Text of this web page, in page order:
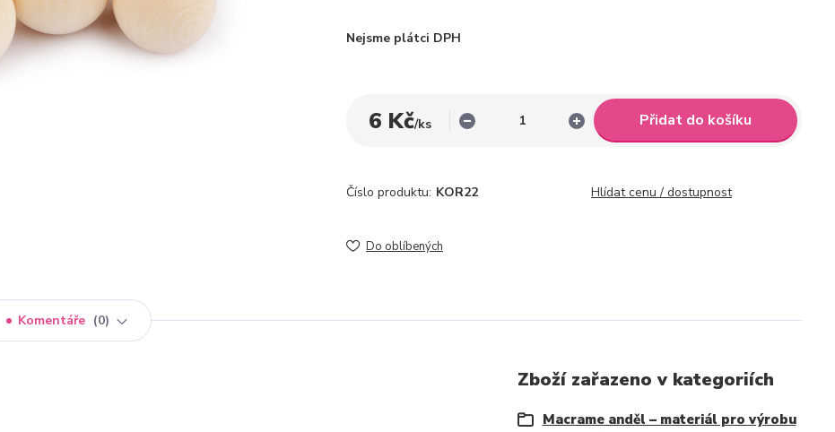
Nejsme plátci DPH
6 Kč/ks Přidat do košíku
Číslo produktu: KOR22 Hlídat cenu / dostupnost
Do oblíbených
Komentáře 0
Zboží zařazeno v kategoriích
Macrame anděl – materiál pro výrobu